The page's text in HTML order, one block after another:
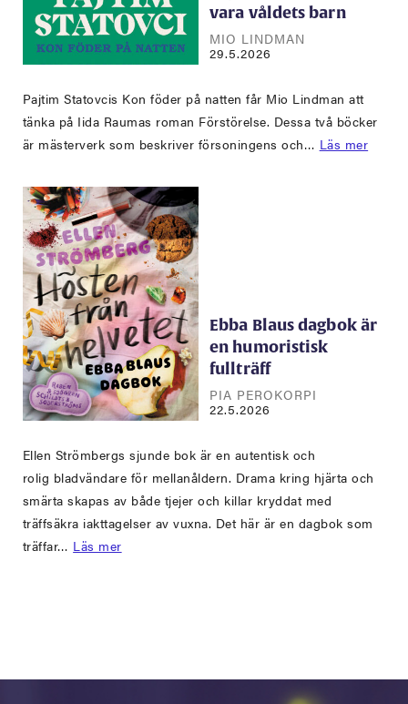
vara våldets barn
MIO LINDMAN
29.5.2026
Pajtim Statovcis Kon föder på natten får Mio Lindman att
tänka på Iida Raumas roman Förstörelse. Dessa två böcker
är mästerverk som beskriver försoningens och… Läs mer
Ebba Blaus dagbok är
en humoristisk
fullträff
PIA PEROKORPI
22.5.2026
Ellen Strömbergs sjunde bok är en autentisk och
rolig bladvändare för mellanåldern. Drama kring hjärta och
smärta skapas av både tjejer och killar kryddat med
träffsäkra iakttagelser av vuxna. Det här är en dagbok som
träffar… Läs mer